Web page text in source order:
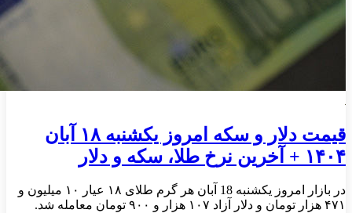
قیمت دلار و سکه امروز یکشنبه ۱۸ آبان
۱۴۰۴ + آخرین نرخ طلا، سکه و دلار
در بازار امروز یکشنبه 18 آبان هر گرم طلای ۱۸ عیار ۱۰ میلیون و
۴۷۱ هزار تومان و دلار آزاد ۱۰۷ هزار و ۹۰۰ تومان معامله شد.